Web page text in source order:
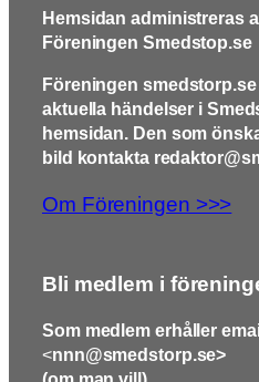
Hemsidan administreras
Föreningen Smedstop.se
Föreningen
aktuella händelser i
hemsidan. Den som
bild kontakta
Om Föreningen >>>
Bli medlem i
Som medlem erhåller
<nnn@smedstorp.se>